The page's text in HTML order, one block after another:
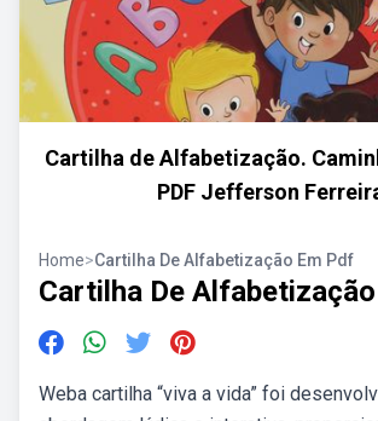
Cartilha de Alfabetização.
PDF Jefferson
Home>Cartilha De Alfabetização Em Pdf
Cartilha De
Weba cartilha “viva a vida” foi